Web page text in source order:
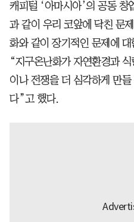
캐피털 ‘아마시아’의 공동 창
과 같이 우리 코앞에 닥친 문
화와 같이 장기적인 문제에
“지구온난화가 자연환경과
이나 전쟁을 더 심각하게 만
다”고 했다.